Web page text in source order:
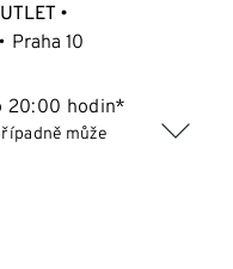
Praha 10
20:00 hodin*
může